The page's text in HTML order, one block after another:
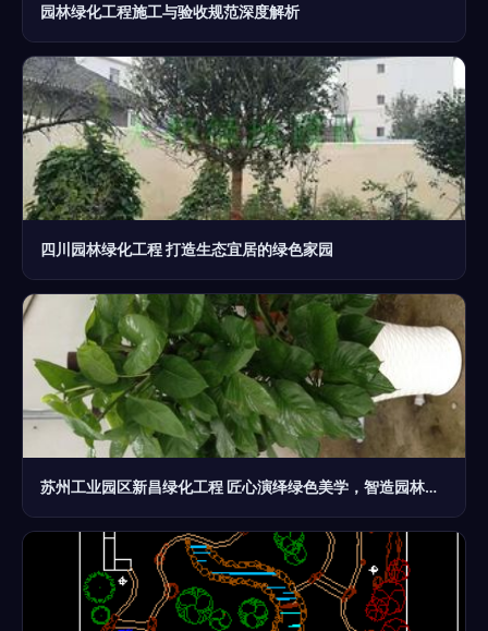
园林绿化工程施工与验收规范深度解析
四川园林绿化工程 打造生态宜居的绿色家园
苏州工业园区新昌绿化工程 匠心演绎绿色美学，智造园林精品